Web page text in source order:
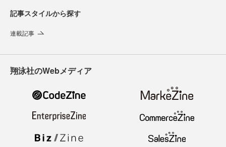
記事スタイルから探す
連載記事
翔泳社のWebメディア